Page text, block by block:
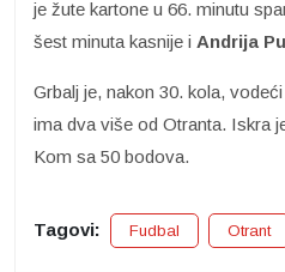
je žute kartone u 66. minutu
šest minuta kasnije i Andrija
Grbalj je, nakon 30. kola,
ima dva više od Otranta. Iskra
Kom sa 50 bodova.
Tagovi: Fudbal Otrant